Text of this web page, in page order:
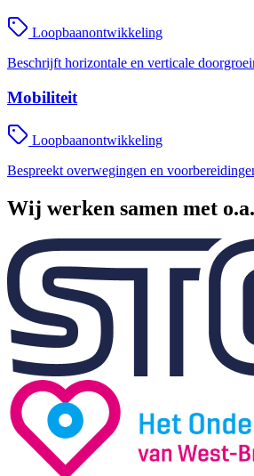
Loopbaanontwikkeling
Beschrijft horizontale en verticale
Mobiliteit
Loopbaanontwikkeling
Bespreekt overwegingen en
Wij werken samen met